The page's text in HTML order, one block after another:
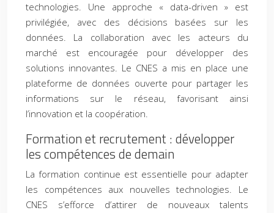
technologies. Une approche « data-driven » est
privilégiée, avec des décisions basées sur les
données. La collaboration avec les acteurs du
marché est encouragée pour développer des
solutions innovantes. Le CNES a mis en place une
plateforme de données ouverte pour partager les
informations sur le réseau, favorisant ainsi
l’innovation et la coopération.
Formation et recrutement : développer
les compétences de demain
La formation continue est essentielle pour adapter
les compétences aux nouvelles technologies. Le
CNES s’efforce d’attirer de nouveaux talents